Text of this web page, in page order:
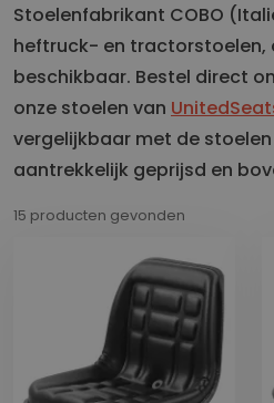
Stoelenfabrikant COBO
heftruck- en tractorstoelen,
beschikbaar. Bestel direct
onze stoelen van
vergelijkbaar met de
aantrekkelijk geprijsd en
15 producten gevonden